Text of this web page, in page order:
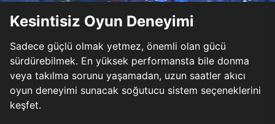
Kesintisiz Oyun Deneyimi
Sadece güçlü olmak yetmez, önemli olan gücü
sürdürebilmek. En yüksek performansta bile donma
veya takılma sorunu yaşamadan, uzun saatler akıcı
oyun deneyimi sunacak soğutucu sistem seçeneklerini
keşfet.